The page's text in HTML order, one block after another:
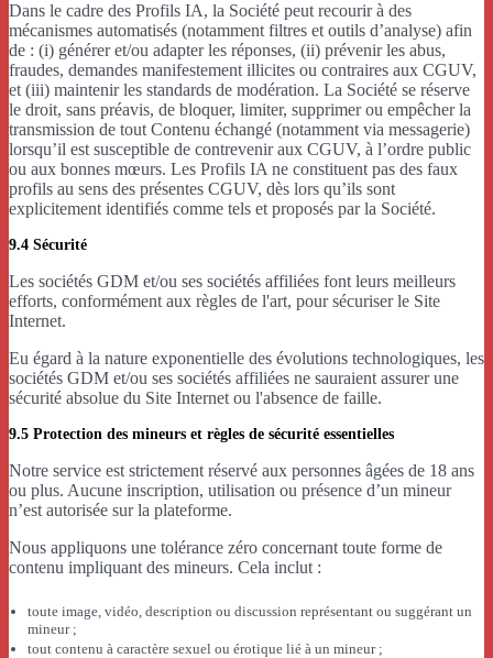
Dans le cadre des Profils IA, la Société peut recourir à des
mécanismes automatisés (notamment filtres et outils d’analyse) afin
de : (i) générer et/ou adapter les réponses, (ii) prévenir les abus,
fraudes, demandes manifestement illicites ou contraires aux CGUV,
et (iii) maintenir les standards de modération. La Société se réserve
le droit, sans préavis, de bloquer, limiter, supprimer ou empêcher la
transmission de tout Contenu échangé (notamment via messagerie)
lorsqu’il est susceptible de contrevenir aux CGUV, à l’ordre public
ou aux bonnes mœurs. Les Profils IA ne constituent pas des faux
profils au sens des présentes CGUV, dès lors qu’ils sont
explicitement identifiés comme tels et proposés par la Société.
9.4 Sécurité
Les sociétés GDM et/ou ses sociétés affiliées font leurs meilleurs
efforts, conformément aux règles de l'art, pour sécuriser le Site
Internet.
Eu égard à la nature exponentielle des évolutions technologiques, les
sociétés GDM et/ou ses sociétés affiliées ne sauraient assurer une
sécurité absolue du Site Internet ou l'absence de faille.
9.5 Protection des mineurs et règles de sécurité essentielles
Notre service est strictement réservé aux personnes âgées de 18 ans
ou plus. Aucune inscription, utilisation ou présence d’un mineur
n’est autorisée sur la plateforme.
Nous appliquons une tolérance zéro concernant toute forme de
contenu impliquant des mineurs. Cela inclut :
toute image, vidéo, description ou discussion représentant ou suggérant un
mineur ;
tout contenu à caractère sexuel ou érotique lié à un mineur ;